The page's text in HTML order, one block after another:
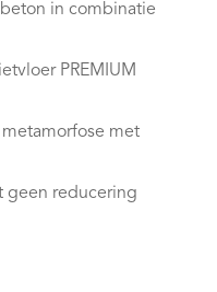
in combinatie
PREMIUM
met
geen reducering